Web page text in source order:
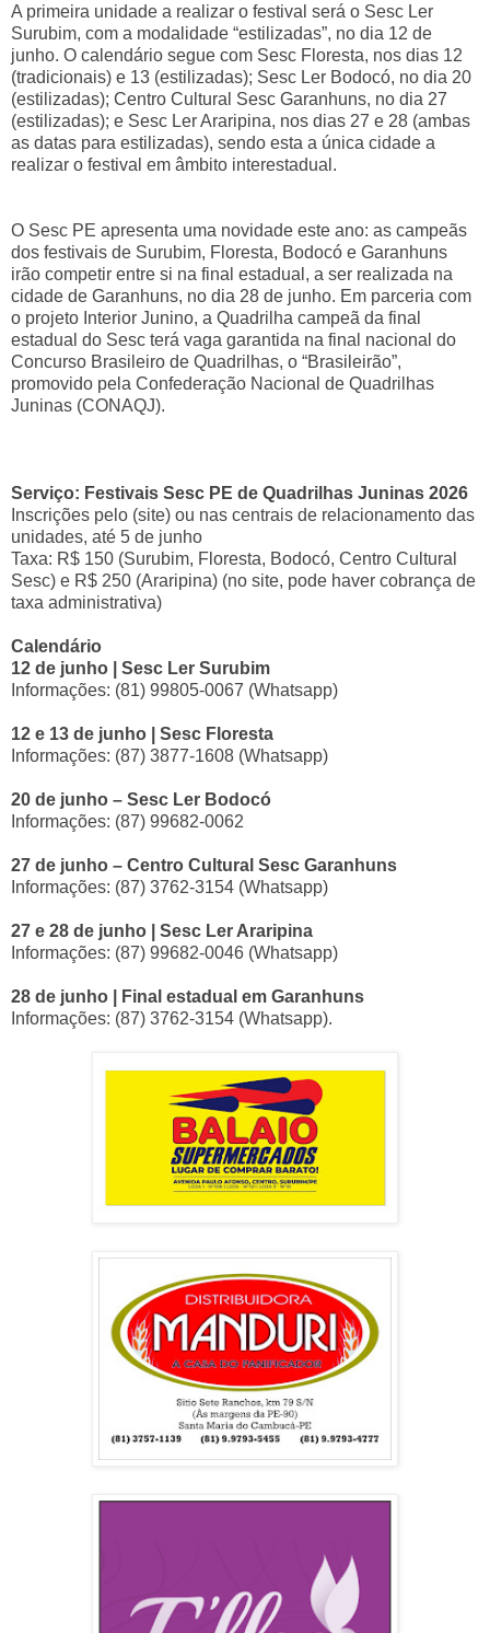
A primeira unidade a realizar o festival será o Sesc Ler
Surubim, com a modalidade “estilizadas”, no dia 12 de
junho. O calendário segue com Sesc Floresta, nos dias 12
(tradicionais) e 13 (estilizadas); Sesc Ler Bodocó, no dia 20
(estilizadas); Centro Cultural Sesc Garanhuns, no dia 27
(estilizadas); e Sesc Ler Araripina, nos dias 27 e 28 (ambas
as datas para estilizadas), sendo esta a única cidade a
realizar o festival em âmbito interestadual.
O Sesc PE apresenta uma novidade este ano: as campeãs
dos festivais de Surubim, Floresta, Bodocó e Garanhuns
irão competir entre si na final estadual, a ser realizada na
cidade de Garanhuns, no dia 28 de junho. Em parceria com
o projeto Interior Junino, a Quadrilha campeã da final
estadual do Sesc terá vaga garantida na final nacional do
Concurso Brasileiro de Quadrilhas, o “Brasileirão”,
promovido pela Confederação Nacional de Quadrilhas
Juninas (CONAQJ).
Serviço: Festivais Sesc PE de Quadrilhas Juninas 2026
Inscrições pelo (site) ou nas centrais de relacionamento das
unidades, até 5 de junho
Taxa: R$ 150 (Surubim, Floresta, Bodocó, Centro Cultural
Sesc) e R$ 250 (Araripina) (no site, pode haver cobrança de
taxa administrativa)
Calendário
12 de junho | Sesc Ler Surubim
Informações: (81) 99805-0067 (Whatsapp)
12 e 13 de junho | Sesc Floresta
Informações: (87) 3877-1608 (Whatsapp)
20 de junho – Sesc Ler Bodocó
Informações: (87) 99682-0062
27 de junho – Centro Cultural Sesc Garanhuns
Informações: (87) 3762-3154 (Whatsapp)
27 e 28 de junho | Sesc Ler Araripina
Informações: (87) 99682-0046 (Whatsapp)
28 de junho | Final estadual em Garanhuns
Informações: (87) 3762-3154 (Whatsapp).